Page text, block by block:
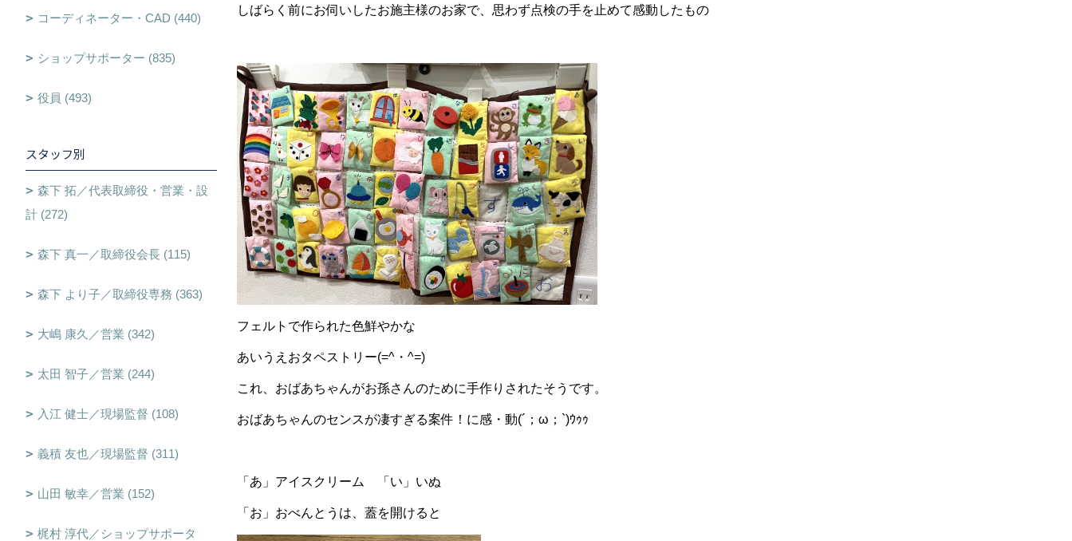
しばらく前にお伺いしたお施主様のお家で、思わず点検の手を止めて感動したもの
フェルトで作られた色鮮やかな
あいうえおタペストリー(=^・^=)
これ、おばあちゃんがお孫さんのために手作りされたそうです。
おばあちゃんのセンスが凄すぎる案件！に感・動(´；ω；`)ｳｩｩ
「あ」アイスクリーム 「い」いぬ
「お」おべんとうは、蓋を開けると
コーディネーター・CAD (440)
ショップサポーター (835)
役員 (493)
スタッフ別
森下 拓／代表取締役・営業・設
計 (272)
森下 真一／取締役会長 (115)
森下 より子／取締役専務 (363)
大嶋 康久／営業 (342)
太田 智子／営業 (244)
入江 健士／現場監督 (108)
義積 友也／現場監督 (311)
山田 敏幸／営業 (152)
梶村 淳代／ショップサポータ